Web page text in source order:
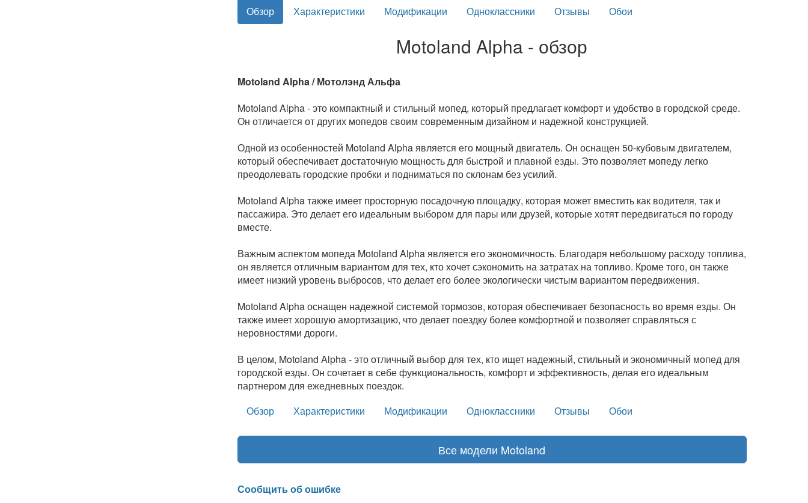
Обзор Характеристики Модификации Одноклассники Отзывы Обои
Motoland Alpha - обзор
Motoland Alpha / Мотолэнд Альфа
Motoland Alpha - это компактный и стильный мопед, который предлагает комфорт и удобство в городской среде.
Он отличается от других мопедов своим современным дизайном и надежной конструкцией.
Одной из особенностей Motoland Alpha является его мощный двигатель. Он оснащен 50-кубовым двигателем,
который обеспечивает достаточную мощность для быстрой и плавной езды. Это позволяет мопеду легко
преодолевать городские пробки и подниматься по склонам без усилий.
Motoland Alpha также имеет просторную посадочную площадку, которая может вместить как водителя, так и
пассажира. Это делает его идеальным выбором для пары или друзей, которые хотят передвигаться по городу
вместе.
Важным аспектом мопеда Motoland Alpha является его экономичность. Благодаря небольшому расходу топлива,
он является отличным вариантом для тех, кто хочет сэкономить на затратах на топливо. Кроме того, он также
имеет низкий уровень выбросов, что делает его более экологически чистым вариантом передвижения.
Motoland Alpha оснащен надежной системой тормозов, которая обеспечивает безопасность во время езды. Он
также имеет хорошую амортизацию, что делает поездку более комфортной и позволяет справляться с
неровностями дороги.
В целом, Motoland Alpha - это отличный выбор для тех, кто ищет надежный, стильный и экономичный мопед для
городской езды. Он сочетает в себе функциональность, комфорт и эффективность, делая его идеальным
партнером для ежедневных поездок.
Обзор
Характеристики Модификации Одноклассники Отзывы Обои
Все модели Motoland
Сообщить об ошибке